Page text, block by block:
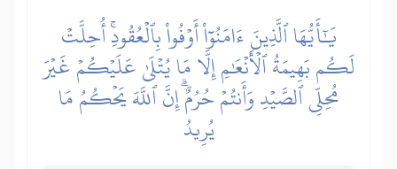
يَٰٓأَيُّهَا ٱلَّذِينَ ءَامَنُوٓاْ أَوۡفُواْ بِٱلۡعُقُودِۚ أُحِلَّتۡ
لَكُم بَهِيمَةُ ٱلۡأَنۡعَٰمِ إِلَّا مَا يُتۡلَىٰ عَلَيۡكُمۡ غَيۡرَ
مُحِلِّي ٱلصَّيۡدِ وَأَنتُمۡ حُرُمٌۗ إِنَّ ٱللَّهَ يَحۡكُمُ مَا
يُرِيدُ